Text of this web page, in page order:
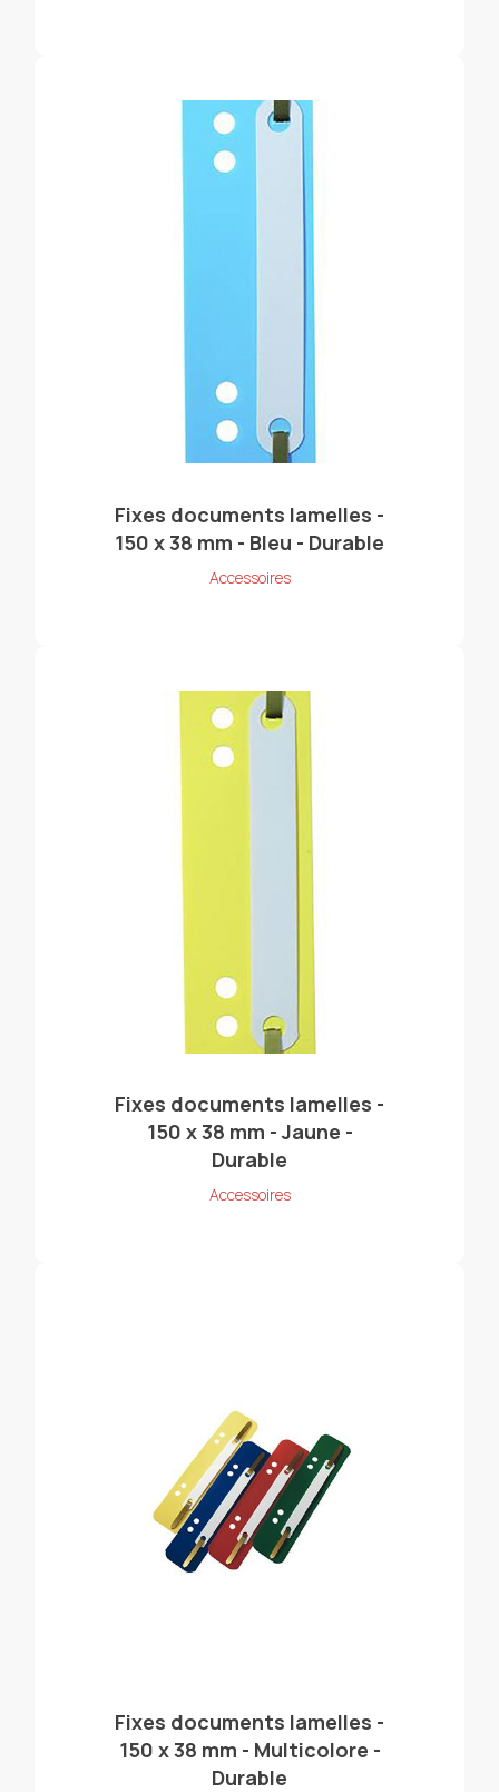
Fixes documents lamelles -
150 x 38 mm - Bleu - Durable
Accessoires
Fixes documents lamelles -
150 x 38 mm - Jaune -
Durable
Accessoires
Fixes documents lamelles -
150 x 38 mm - Multicolore -
Durable